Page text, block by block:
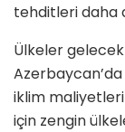
tehditleri daha
Ülkeler gelecek
iklim
için zengin